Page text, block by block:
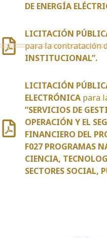
DE ENERGÍA
LICITACIÓN
para la contratación
INSTITUCIONAL”.
LICITACIÓN
ELECTRÓNICA para
”SERVICIOS DE
OPERACIÓN Y EL
FINANCIERO DEL
F027 PROGRAMAS
CIENCIA,
SECTORES SOCIAL,